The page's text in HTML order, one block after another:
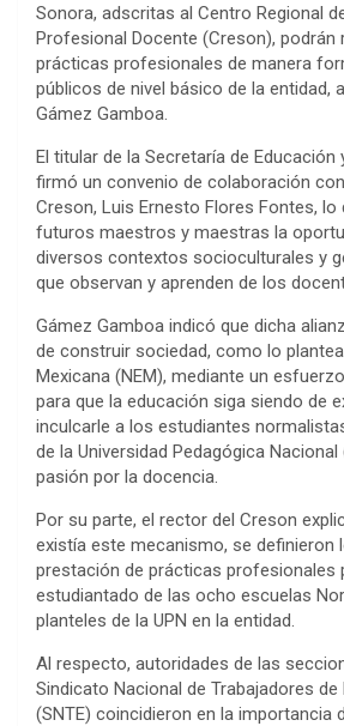
Sonora, adscritas al Centro Regional
Profesional Docente (Creson), podrán
prácticas profesionales de manera
públicos de nivel básico de la entidad,
Gámez Gamboa.
El titular de la Secretaría de Educación
firmó un convenio de colaboración
Creson, Luis Ernesto Flores Fontes, lo
futuros maestros y maestras la
diversos contextos socioculturales y
que observan y aprenden de los
Gámez Gamboa indicó que dicha
de construir sociedad, como lo
Mexicana (NEM), mediante un
para que la educación siga siendo de
inculcarle a los estudiantes
de la Universidad Pedagógica Nacional
pasión por la docencia.
Por su parte, el rector del Creson
existía este mecanismo, se definieron
prestación de prácticas profesionales
estudiantado de las ocho escuelas
planteles de la UPN en la entidad.
Al respecto, autoridades de las
Sindicato Nacional de Trabajadores de
(SNTE) coincidieron en la importancia